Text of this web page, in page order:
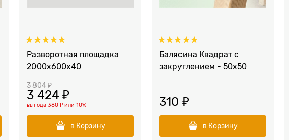
Разворотная площадка
2000х600х40
3 804 ₽
3 424 ₽
выгода380 ₽ или10%
в Корзину
Балясина Квадрат с
закруглением - 50x50
310 ₽
в Корзину